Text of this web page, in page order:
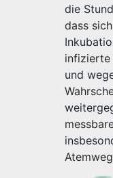
die
dass
infizierte
und